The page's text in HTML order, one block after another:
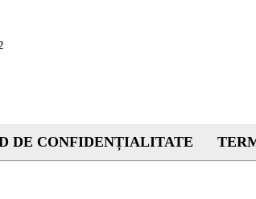
DE CONFIDENȚIALITATE